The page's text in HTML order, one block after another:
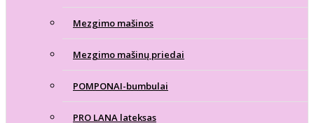
Mezgimo mašinos
Mezgimo mašinų priedai
POMPONAI-bumbulai
PRO LANA lateksas